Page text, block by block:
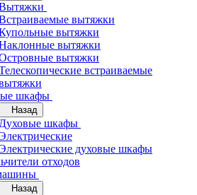
вытяжки
вытяжки
вытяжки
вытяжки
встраиваемые
шкафы
Назад
Духовые шкафы
духовые шкафы
отходов
Назад